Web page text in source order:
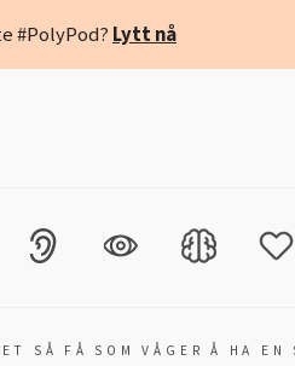
#PolyPod? Lytt nå
SÅ FÅ SOM VÅGER Å HA EN